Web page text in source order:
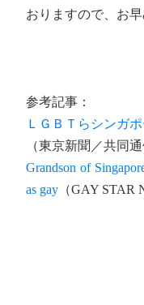
おりますので、お早
参考記事：
ＬＧＢＴらシンガ
（東京新聞／共同通
Grandson of
as gay （GAY STAR